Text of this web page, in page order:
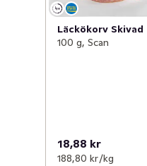
Läckökorv Skivad
100 g, Scan
18,88 kr
188,80 kr /kg